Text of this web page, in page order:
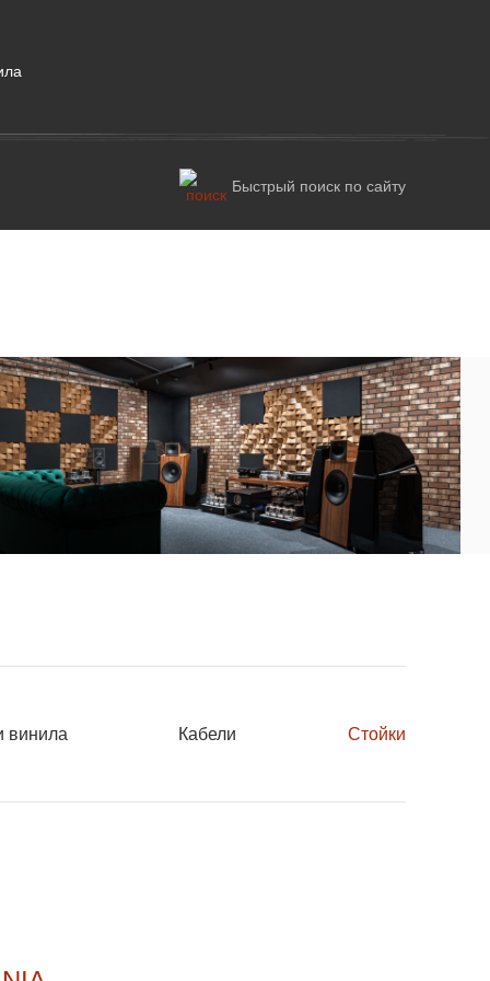
Быстрый поиск по сайту
винила Кабели Стойки